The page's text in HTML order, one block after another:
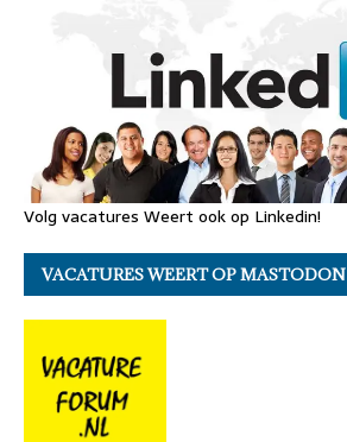
Volg vacatures Weert ook op Linkedin!
VACATURES WEERT OP MASTODON